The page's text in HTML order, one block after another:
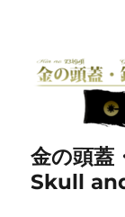
金の頭
Skull